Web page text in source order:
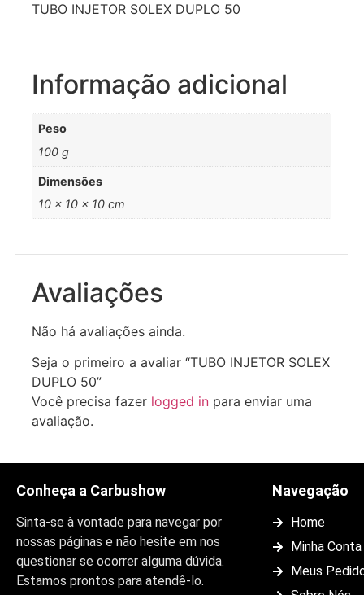
TUBO INJETOR SOLEX DUPLO 50
Informação adicional
Peso
100 g
Dimensões
10 × 10 × 10 cm
Avaliações
Não há avaliações ainda.
Seja o primeiro a avaliar “TUBO INJETOR SOLEX
DUPLO 50”
Você precisa fazer logged in para enviar uma
avaliação.
Conheça a Carbushow
Sinta-se à vontade para navegar por
nossas páginas e não hesite em nos
questionar se ocorrer alguma dúvida.
Estamos prontos para atendê-lo.
Navegação
Home
Minha Conta
Meus